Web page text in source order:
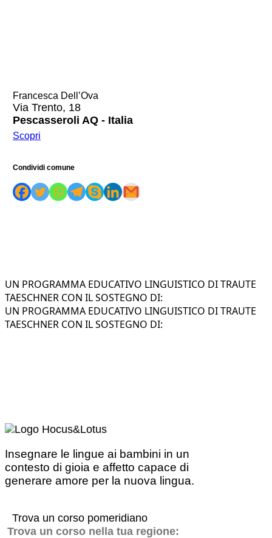
Francesca Dell’Ova
Via Trento, 18
Pescasseroli AQ - Italia
Scopri
Condividi comune
UN PROGRAMMA EDUCATIVO LINGUISTICO DI TRAUTE
TAESCHNER CON IL SOSTEGNO DI:
UN PROGRAMMA EDUCATIVO LINGUISTICO DI TRAUTE
TAESCHNER CON IL SOSTEGNO DI:
Insegnare le lingue ai bambini in un
contesto di gioia e affetto capace di
generare amore per la nuova lingua.
Trova un corso pomeridiano
Trova un corso nella tua regione: